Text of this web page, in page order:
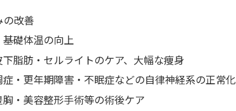
の改善
礎体温の向上
脂肪・セルライトのケア、大幅な痩身
・更年期障害・不眠症などの自律神経系の正常化
・美容整形手術等の術後ケア